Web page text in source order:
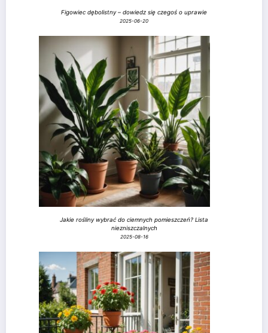
Figowiec dębolistny – dowiedz się czegoś o uprawie
2025-06-20
Jakie rośliny wybrać do ciemnych pomieszczeń? Lista
niezniszczalnych
2025-08-16